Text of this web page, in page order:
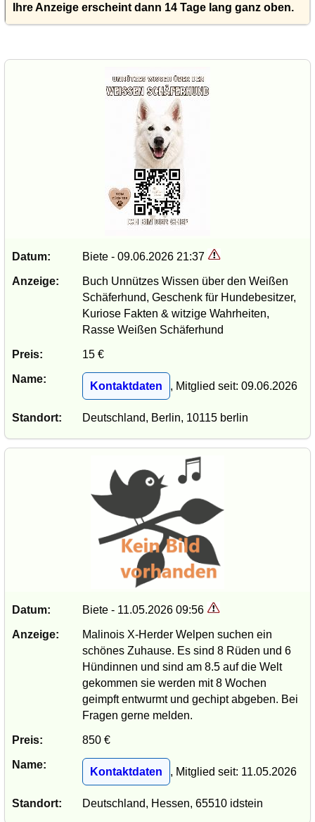
Ihre Anzeige erscheint dann 14 Tage lang ganz oben.
Datum: Biete - 09.06.2026 21:37
Anzeige:
Buch Unnützes Wissen über den Weißen
Schäferhund, Geschenk für Hundebesitzer,
Kuriose Fakten & witzige Wahrheiten,
Rasse Weißen Schäferhund
Preis: 15 €
Name:
Kontaktdaten , Mitglied seit: 09.06.2026
Standort: Deutschland, Berlin, 10115 berlin
Datum: Biete - 11.05.2026 09:56
Anzeige:
Malinois X-Herder Welpen suchen ein
schönes Zuhause. Es sind 8 Rüden und 6
Hündinnen und sind am 8.5 auf die Welt
gekommen sie werden mit 8 Wochen
geimpft entwurmt und gechipt abgeben. Bei
Fragen gerne melden.
Preis: 850 €
Name:
Kontaktdaten , Mitglied seit: 11.05.2026
Standort: Deutschland, Hessen, 65510 idstein